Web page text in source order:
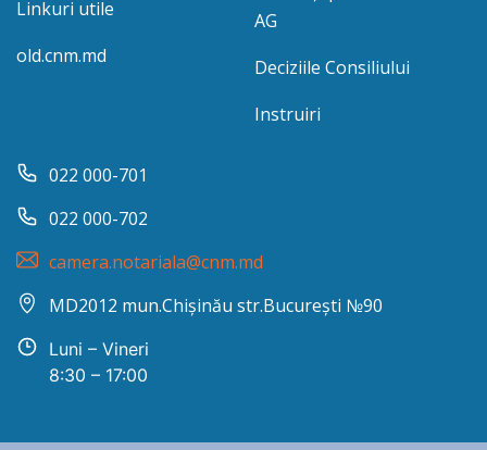
Linkuri utile
old.cnm.md
AG
Deciziile Consiliului
Instruiri
022 000-701
022 000-702
camera.notariala@cnm.md
MD2012 mun.Chișinău str.București №90
Luni – Vineri
8:30 – 17:00